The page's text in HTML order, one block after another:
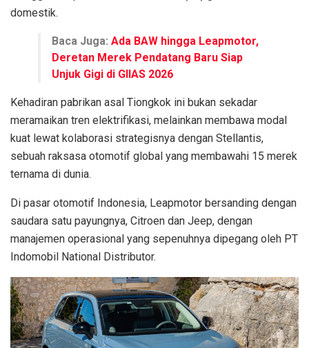
domestik.
Baca Juga: Ada BAW hingga Leapmotor,
Deretan Merek Pendatang Baru Siap
Unjuk Gigi di GIIAS 2026
Kehadiran pabrikan asal Tiongkok ini bukan sekadar
meramaikan tren elektrifikasi, melainkan membawa modal
kuat lewat kolaborasi strategisnya dengan Stellantis,
sebuah raksasa otomotif global yang membawahi 15 merek
ternama di dunia.
Di pasar otomotif Indonesia, Leapmotor bersanding dengan
saudara satu payungnya, Citroen dan Jeep, dengan
manajemen operasional yang sepenuhnya dipegang oleh PT
Indomobil National Distributor.